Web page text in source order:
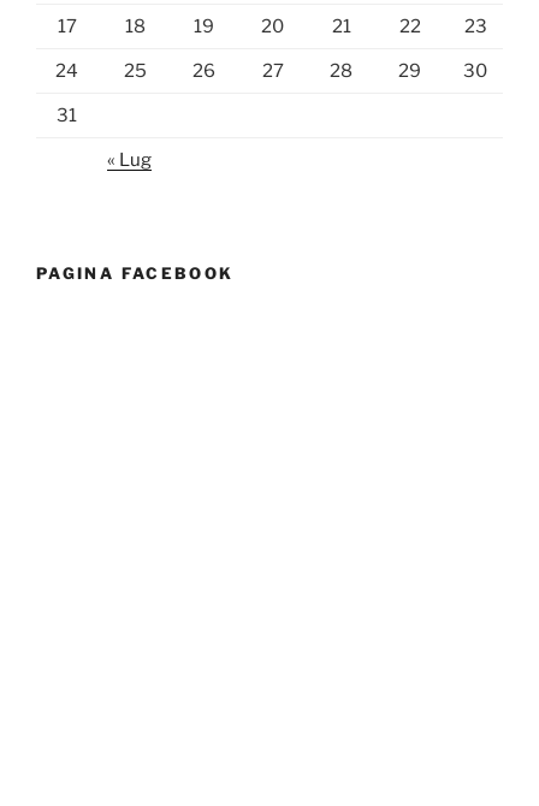
17 18 19 20 21 22 23
24 25 26 27 28 29 30
31
« Lug
PAGINA FACEBOOK